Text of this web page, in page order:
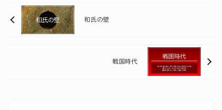
和氏の壁
戦国時代